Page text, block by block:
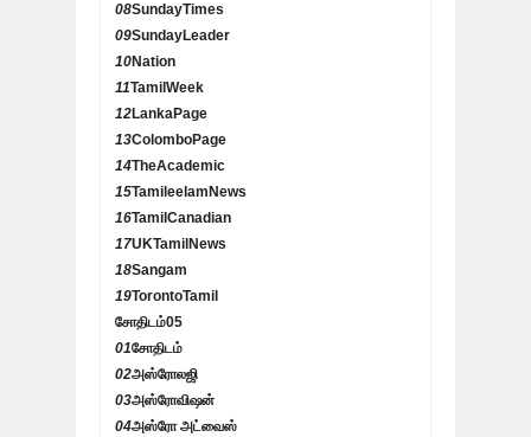
08SundayTimes
09SundayLeader
10Nation
11TamilWeek
12LankaPage
13ColomboPage
14TheAcademic
15TamileelamNews
16TamilCanadian
17UKTamilNews
18Sangam
19TorontoTamil
சோதிடம்05
01சோதிடம்
02அஸ்ரோலஜி
03அஸ்ரோவிஷன்
04அஸ்ரோ அட்வைஸ்